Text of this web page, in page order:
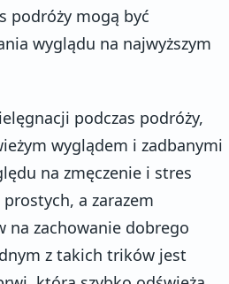
podróży mogą być
wyglądu na najwyższym
podczas podróży,
wyglądem i zadbanymi
na zmęczenie i stres
a zarazem
na zachowanie dobrego
z takich trików jest